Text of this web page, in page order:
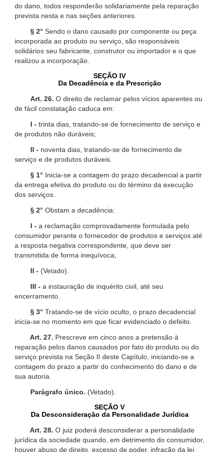
do dano, todos responderão solidariamente pela reparação
prevista nesta e nas seções anteriores.
§ 2° Sendo o dano causado por componente ou peça
incorporada ao produto ou serviço, são responsáveis
solidários seu fabricante, construtor ou importador e o que
realizou a incorporação.
SEÇÃO IV
Da Decadência e da Prescrição
Art. 26. O direito de reclamar pelos vícios aparentes ou
de fácil constatação caduca em:
I - trinta dias, tratando-se de fornecimento de serviço e
de produtos não duráveis;
II - noventa dias, tratando-se de fornecimento de
serviço e de produtos duráveis.
§ 1° Inicia-se a contagem do prazo decadencial a partir
da entrega efetiva do produto ou do término da execução
dos serviços.
§ 2° Obstam a decadência:
I - a reclamação comprovadamente formulada pelo
consumidor perante o fornecedor de produtos e serviços até
a resposta negativa correspondente, que deve ser
transmitida de forma inequívoca;
II - (Vetado).
III - a instauração de inquérito civil, até seu
encerramento.
§ 3° Tratando-se de vício oculto, o prazo decadencial
inicia-se no momento em que ficar evidenciado o defeito.
Art. 27. Prescreve em cinco anos a pretensão à
reparação pelos danos causados por fato do produto ou do
serviço prevista na Seção II deste Capítulo, iniciando-se a
contagem do prazo a partir do conhecimento do dano e de
sua autoria.
Parágrafo único. (Vetado).
SEÇÃO V
Da Desconsideração da Personalidade Jurídica
Art. 28. O juiz poderá desconsiderar a personalidade
jurídica da sociedade quando, em detrimento do consumidor,
houver abuso de direito, excesso de poder, infração da lei,